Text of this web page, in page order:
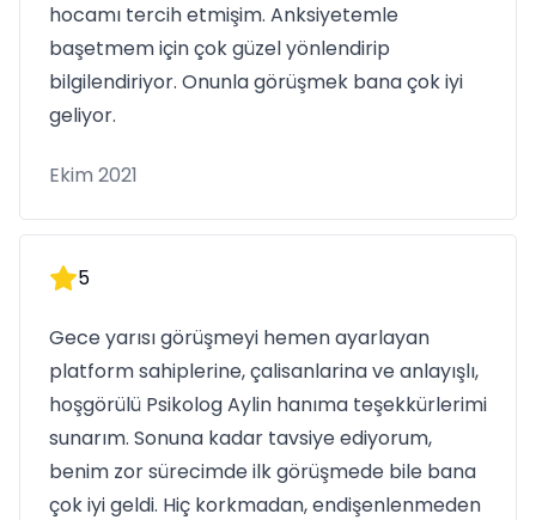
hocamı tercih etmişim. Anksiyetemle
başetmem için çok güzel yönlendirip
bilgilendiriyor. Onunla görüşmek bana çok iyi
geliyor.
Ekim 2021
5
Gece yarısı görüşmeyi hemen ayarlayan
platform sahiplerine, çalisanlarina ve anlayışlı,
hoşgörülü Psikolog Aylin hanıma teşekkürlerimi
sunarım. Sonuna kadar tavsiye ediyorum,
benim zor sürecimde ilk görüşmede bile bana
çok iyi geldi. Hiç korkmadan, endişenlenmeden